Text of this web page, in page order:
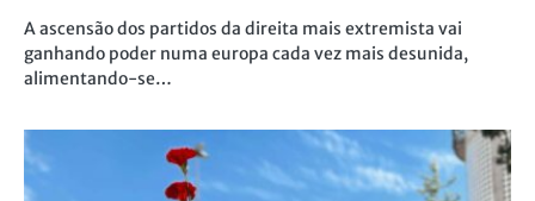
A ascensão dos partidos da direita mais extremista vai
ganhando poder numa europa cada vez mais desunida,
alimentando-se…